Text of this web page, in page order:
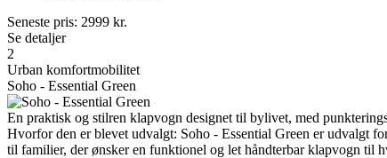
Seneste pris: 2999 kr.
Se detaljer
2
Urban komfortmobilitet
Soho - Essential Green
En praktisk og stilren klapvogn designet til bylivet, med
Hvorfor den er blevet udvalgt: Soho - Essential Green er udvalgt
til familier, der ønsker en funktionel og let håndterbar klapvogn til